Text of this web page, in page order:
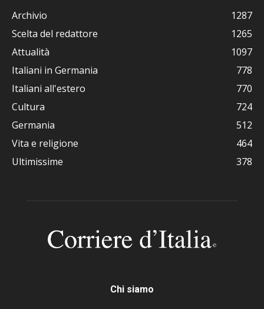
Archivio
1287
Scelta del redattore
1265
Attualità
1097
Italiani in Germania
778
Italiani all'estero
770
Cultura
724
Germania
512
Vita e religione
464
Ultimissime
378
Chi siamo